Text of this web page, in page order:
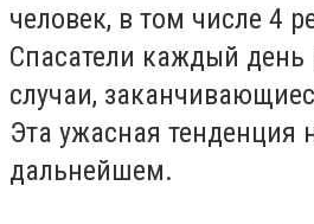
человек, в том числе 4
Спасатели каждый день
случаи,
Эта ужасная тенденция
дальнейшем.